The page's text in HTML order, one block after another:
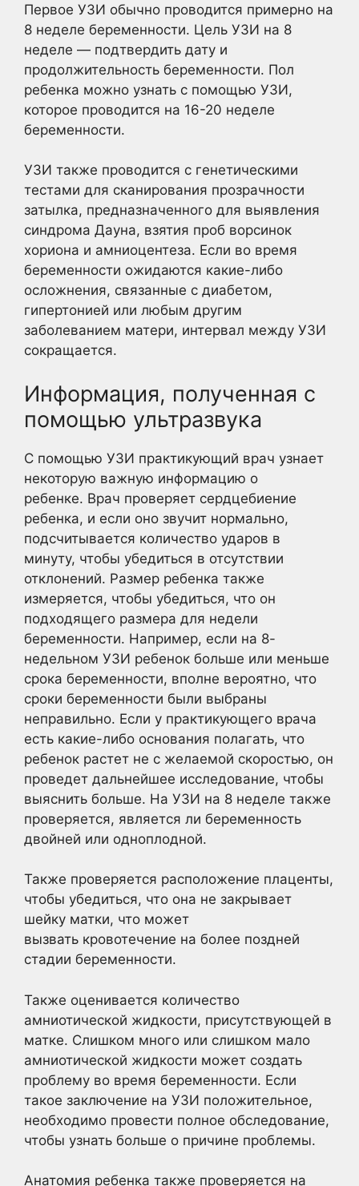
Первое УЗИ обычно проводится примерно на
8 неделе беременности. Цель УЗИ на 8
неделе — подтвердить дату и
продолжительность беременности. Пол
ребенка можно узнать с помощью УЗИ,
которое проводится на 16-20 неделе
беременности.
УЗИ также проводится с генетическими
тестами для сканирования прозрачности
затылка, предназначенного для выявления
синдрома Дауна, взятия проб ворсинок
хориона и амниоцентеза. Если во время
беременности ожидаются какие-либо
осложнения, связанные с диабетом,
гипертонией или любым другим
заболеванием матери, интервал между УЗИ
сокращается.
Информация, полученная с
помощью ультразвука
С помощью УЗИ практикующий врач узнает
некоторую важную информацию о
ребенке. Врач проверяет сердцебиение
ребенка, и если оно звучит нормально,
подсчитывается количество ударов в
минуту, чтобы убедиться в отсутствии
отклонений. Размер ребенка также
измеряется, чтобы убедиться, что он
подходящего размера для недели
беременности. Например, если на 8-
недельном УЗИ ребенок больше или меньше
срока беременности, вполне вероятно, что
сроки беременности были выбраны
неправильно. Если у практикующего врача
есть какие-либо основания полагать, что
ребенок растет не с желаемой скоростью, он
проведет дальнейшее исследование, чтобы
выяснить больше. На УЗИ на 8 неделе также
проверяется, является ли беременность
двойней или одноплодной.
Также проверяется расположение плаценты,
чтобы убедиться, что она не закрывает
шейку матки, что может
вызвать кровотечение на более поздней
стадии беременности.
Также оценивается количество
амниотической жидкости, присутствующей в
матке. Слишком много или слишком мало
амниотической жидкости может создать
проблему во время беременности. Если
такое заключение на УЗИ положительное,
необходимо провести полное обследование,
чтобы узнать больше о причине проблемы.
Анатомия ребенка также проверяется на